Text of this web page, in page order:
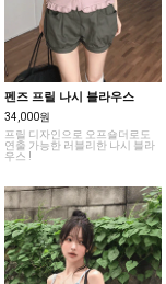
펜즈 프릴 나시 블라우스
34,000원
프릴 디자인으로 오프숄더로도
연출 가능한 러블리한 나시 블라
우스 !